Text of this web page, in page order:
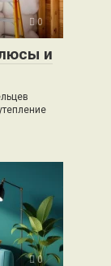
0
и
0